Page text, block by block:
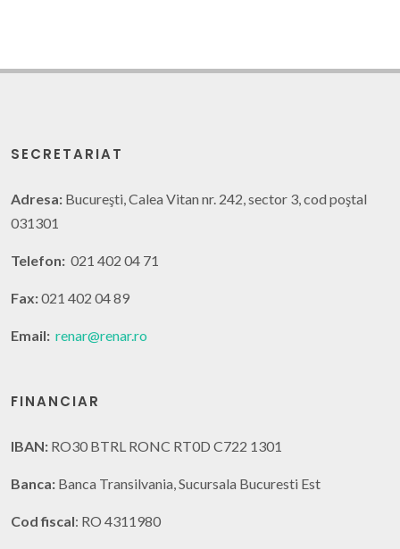
SECRETARIAT
Adresa: Bucureşti, Calea Vitan nr. 242, sector 3, cod poştal
031301
Telefon: 021 402 04 71
Fax:021 402 04 89
Email: renar@renar.ro
FINANCIAR
IBAN: RO30 BTRL RONC RT0D C722 1301
Banca: Banca Transilvania, Sucursala Bucuresti Est
Cod fiscal: RO 4311980